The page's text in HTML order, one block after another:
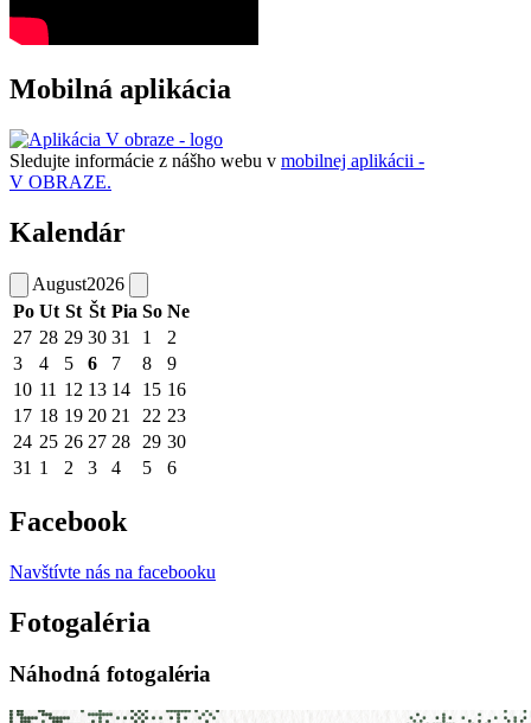
Mobilná aplikácia
Sledujte informácie z nášho webu v mobilnej aplikácii -
V OBRAZE.
Kalendár
August2026
Po Ut St Št Pia So Ne
27 28 29 30 31 1
2
3
4 5 6 7 8
9
10 11 12 13 14 15 16
17 18 19 20 21 22 23
24 25 26 27 28 29 30
31 1 2 3 4 5 6
Facebook
Navštívte nás na facebooku
Fotogaléria
Náhodná fotogaléria